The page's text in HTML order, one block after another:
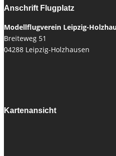
Anschrift Flugplatz
Modellflugverein Leipzig-
Breiteweg 51
04288 Leipzig-Holzhausen
Kartenansicht